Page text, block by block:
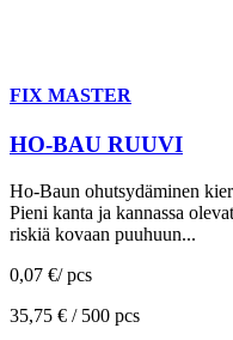
FIX MASTER
HO-BAU RUUVI
Ho-Baun ohutsydäminen
Pieni kanta ja kannassa
riskiä kovaan puuhuun...
0,07 €/ pcs
35,75 € / 500 pcs